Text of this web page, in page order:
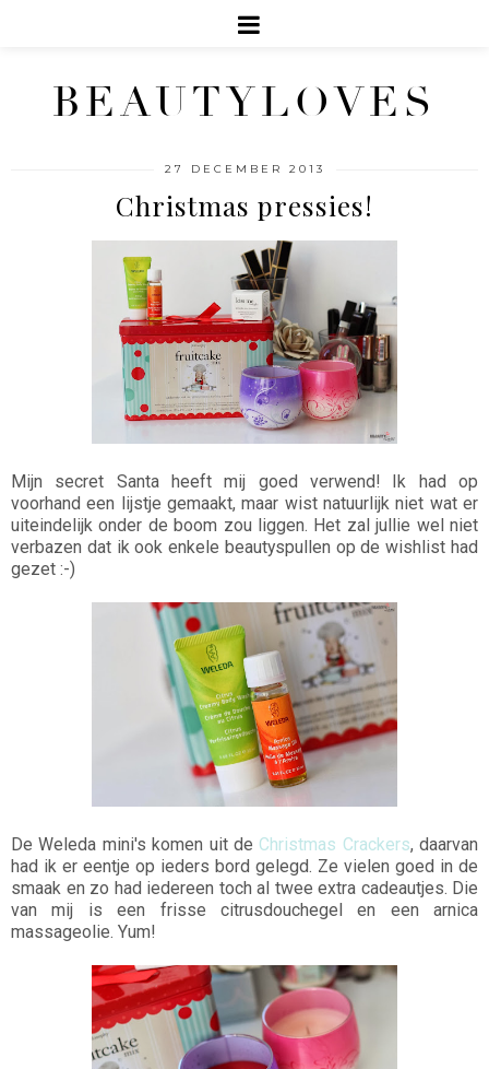
BEAUTYLOVES
27 DECEMBER 2013
Christmas pressies!
Mijn secret Santa heeft mij goed verwend! Ik had op
voorhand een lijstje gemaakt, maar wist natuurlijk niet wat er
uiteindelijk onder de boom zou liggen. Het zal jullie wel niet
verbazen dat ik ook enkele beautyspullen op de wishlist had
gezet :-)
De Weleda mini's komen uit de Christmas Crackers, daarvan
had ik er eentje op ieders bord gelegd. Ze vielen goed in de
smaak en zo had iedereen toch al twee extra cadeautjes. Die
van mij is een frisse citrusdouchegel en een arnica
massageolie. Yum!